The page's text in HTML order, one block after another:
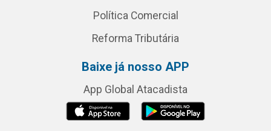
Política Comercial
Reforma Tributária
Baixe já nosso APP
App Global Atacadista